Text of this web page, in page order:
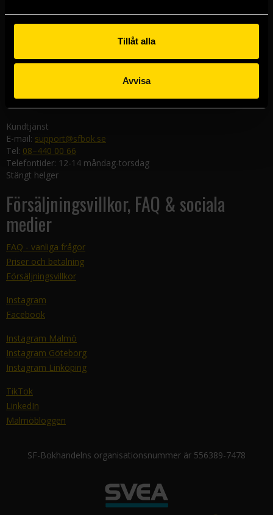
Tillåt alla
Avvisa
Malmöbutiken
582 19 Linköping
Kundtjänst
E-mail: support@sfbok.se
Tel: 08–440 00 66
Telefontider: 12-14 måndag-torsdag
Stängt helger
Försäljningsvillkor, FAQ & sociala
medier
FAQ - vanliga frågor
Priser och betalning
Försäljningsvillkor
Instagram
Facebook
Instagram Malmö
Instagram Göteborg
Instagram Linköping
TikTok
LinkedIn
Malmöbloggen
SF-Bokhandelns organisationsnummer är 556389-7478